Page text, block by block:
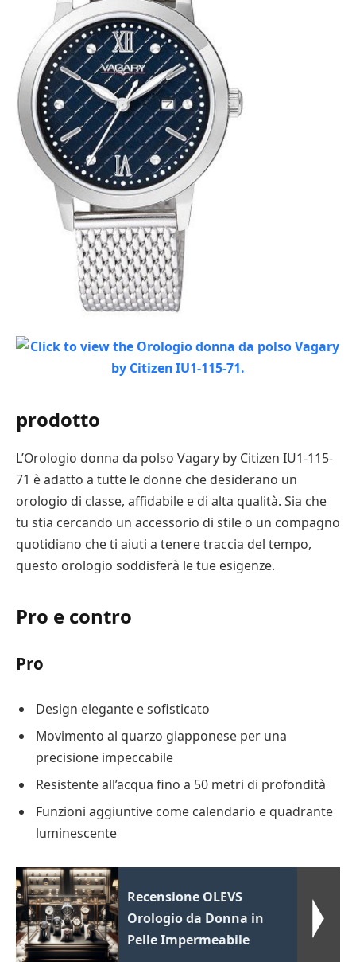
prodotto
L’Orologio donna da polso Vagary by Citizen IU1-115-
71 è adatto a tutte le donne che desiderano un
orologio di classe, affidabile e di alta qualità. Sia che
tu stia cercando un accessorio di stile o un compagno
quotidiano che ti aiuti a tenere traccia del tempo,
questo orologio soddisferà le tue esigenze.
Pro e contro
Pro
Design elegante e sofisticato
Movimento al quarzo giapponese per una
precisione impeccabile
Resistente all’acqua fino a 50 metri di profondità
Funzioni aggiuntive come calendario e quadrante
luminescente
Recensione OLEVS
Orologio da Donna in
Pelle Impermeabile